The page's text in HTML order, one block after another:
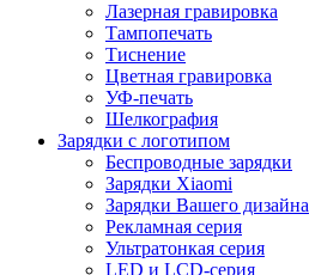
Лазерная гравировка
Тампопечать
Тиснение
Цветная гравировка
УФ-печать
Шелкография
Зарядки с логотипом
Беспроводные зарядки
Зарядки Xiaomi
Зарядки Вашего дизайна
Рекламная серия
Ультратонкая серия
LED и LCD-серия